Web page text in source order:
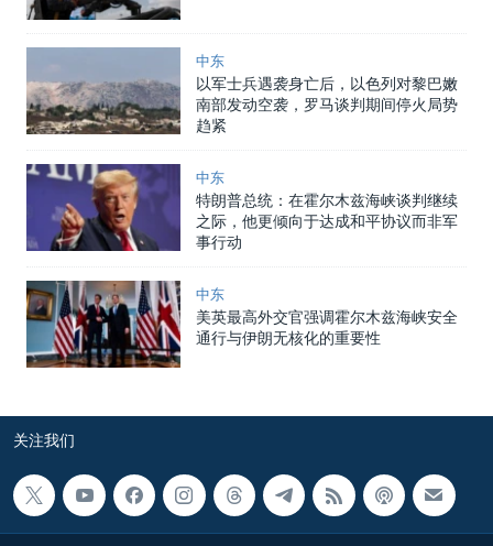
中东
以军士兵遇袭身亡后，以色列对黎巴嫩
南部发动空袭，罗马谈判期间停火局势
趋紧
中东
特朗普总统：在霍尔木兹海峡谈判继续
之际，他更倾向于达成和平协议而非军
事行动
中东
美英最高外交官强调霍尔木兹海峡安全
通行与伊朗无核化的重要性
关注我们